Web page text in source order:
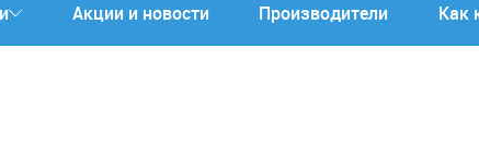
Акции и новости Производители Как